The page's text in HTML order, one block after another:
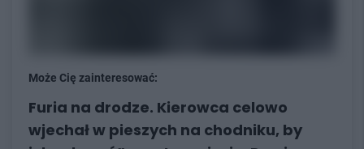
Może Cię zainteresować:
Furia na drodze. Kierowca celowo
wjechał w pieszych na chodniku, by